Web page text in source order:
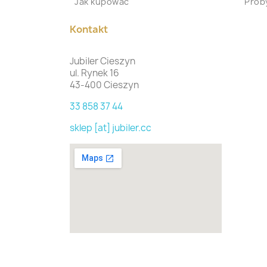
Kontakt
Jubiler Cieszyn
ul. Rynek 16
43-400 Cieszyn
33 858 37 44
sklep [at] jubiler.cc